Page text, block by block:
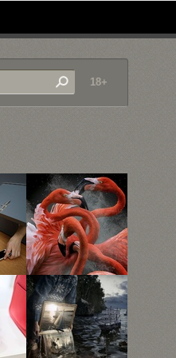
18+
25 лучших
снимков
победителей
международного
...